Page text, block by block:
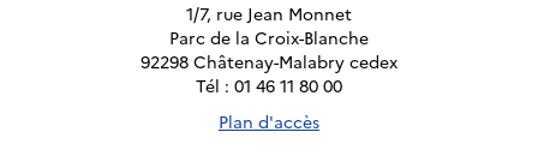
1/7, rue Jean Monnet
Parc de la Croix-Blanche
92298 Châtenay-Malabry cedex
Tél : 01 46 11 80 00
Plan d'accès